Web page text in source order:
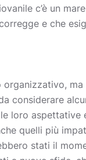
c’è un
e che
organizzativo,
considerare
loro aspettative
quelli più
stati il